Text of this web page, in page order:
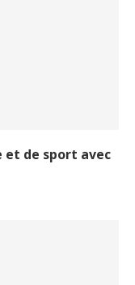
et de sport avec